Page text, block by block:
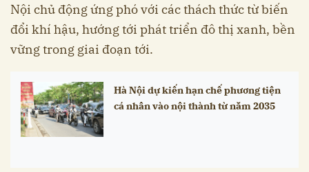
Nội chủ động ứng phó với các thách thức từ biến
đổi khí hậu, hướng tới phát triển đô thị xanh, bền
vững trong giai đoạn tới.
Hà Nội dự kiến hạn chế phương tiện
cá nhân vào nội thành từ năm 2035